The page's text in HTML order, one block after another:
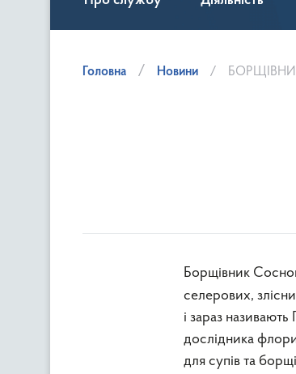
Головна Новини
Борщівник
селерових,
і зараз
дослідника
для супів та